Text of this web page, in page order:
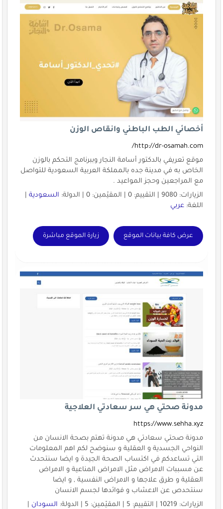
أخصائي الطب الباطني وانقاص الوزن
http://dr-osamah.com/
موقع تعريفي بالدكتور أسامة النجار وببرنامج التحكم بالوزن
الخاص به في مدينة جده بالمملكة العربية السعودية للتواصل
مع المراجعين وحجز المواعيد .
الزيارات: 9080 | التقييم: 0 | المقيّمين: 0 | الدولة:
السعودية|
اللغة: عربي
عرض كافة بيانات الموقع زيارة الموقع مباشرة
مدونة صحتي هي سر سعادتي العلاجية
https://www.sehha.xyz
مدونة صحتي سعادتي هي مدونة تهتم بصحة الانسان من
النواحي الجسدية و العقلية و سنوضح لكم اهم المعلومات
التي تساعدكم في اكتساب الصحة الجيدة و ايضا سنتحدث
عن مسببات الامراض مثل الامراض المناعية و الامراض
العقلية و طرق علاجها و الامراض النفسية , و ايضا
سنتحدص عن الاعشاب و فوائدها لجسم الانسان
الزيارات: 10219 | التقييم: 5 | المقيّمين: 5 | الدولة:
السودان|